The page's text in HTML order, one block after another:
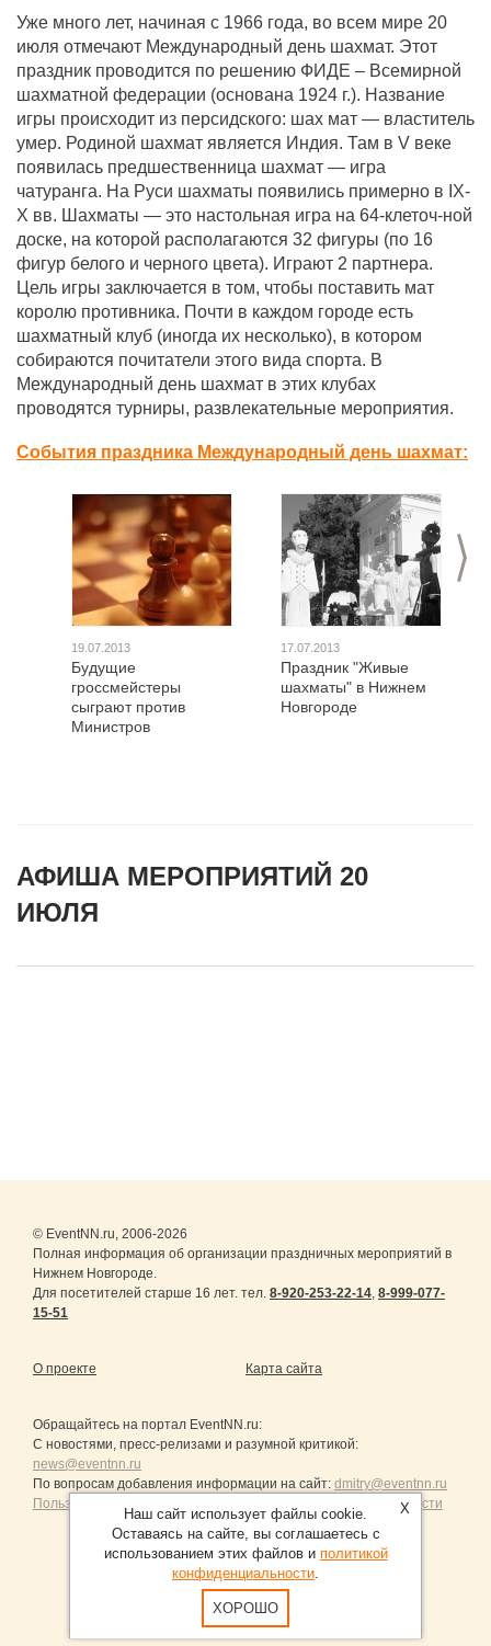
Уже много лет, начиная с 1966 года, во всем мире 20
июля отмечают Международный день шахмат. Этот
праздник проводится по решению ФИДЕ – Всемирной
шахматной федерации (основана 1924 г.). Название
игры происходит из персидского: шах мат — властитель
умер. Родиной шахмат является Индия. Там в V веке
появилась предшественница шахмат — игра
чатуранга. На Руси шахматы появились примерно в IX-
X вв. Шахматы — это настольная игра на 64-клеточ-ной
доске, на которой располагаются 32 фигуры (по 16
фигур белого и черного цвета). Играют 2 партнера.
Цель игры заключается в том, чтобы поставить мат
королю противника. Почти в каждом городе есть
шахматный клуб (иногда их несколько), в котором
собираются почитатели этого вида спорта. В
Международный день шахмат в этих клубах
проводятся турниры, развлекательные мероприятия.
События праздника Международный день шахмат:
>
19.07.2013
Будущие
гроссмейстеры
сыграют против
Министров
17.07.2013
Праздник "Живые
шахматы" в Нижнем
Новгороде
АФИША МЕРОПРИЯТИЙ 20
ИЮЛЯ
© EventNN.ru, 2006-2026
Полная информация об организации праздничных мероприятий в
Нижнем Новгороде.
Для посетителей старше 16 лет. тел. 8-920-253-22-14, 8-999-077-
15-51
О проекте Карта сайта
Обращайтесь на портал EventNN.ru:
С новостями, пресс-релизами и разумной критикой:
news@eventnn.ru
По вопросам добавления информации на сайт: dmitry@eventnn.ru
Пользовательское Соглашение и политика конфиденциальности
Продвижение сайтов Санкт-Петербург
X
Наш сайт использует файлы cookie.
Оставаясь на сайте, вы соглашаетесь с
использованием этих файлов и политикой
конфиденциальности.
ХОРОШО